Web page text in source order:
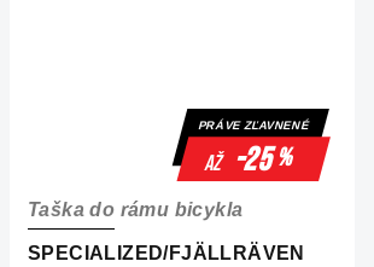
PRÁVE ZĽAVNENÉ
až -25%
SPECIALIZED/FJÄLLRÄVEN
Taška do rámu bicykla